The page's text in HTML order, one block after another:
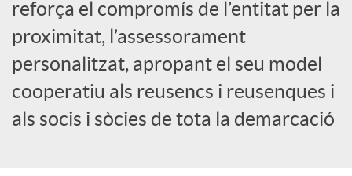
S
o
c
reforça el compromís de l’entitat per la
proximitat, l’assessorament
personalitzat, apropant el seu model
cooperatiu als reusencs i reusenques i
als socis i sòcies de tota la demarcació